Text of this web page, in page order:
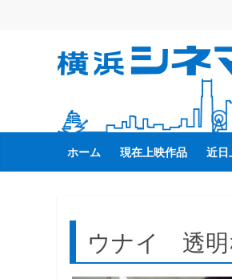
ス
ッ
横
浜
シ
ネ
マ
ホーム 現在上映作品 近日
ウナイ 透明